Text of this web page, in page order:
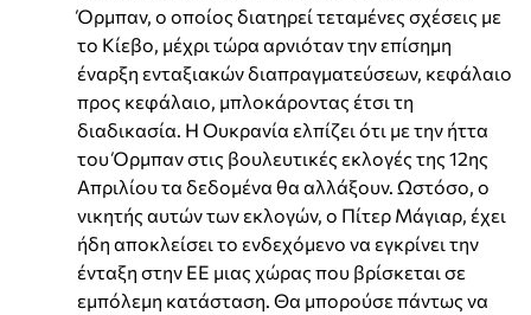
Όρμπαν, ο οποίος διατηρεί τεταμένες σχέσεις με
το Κίεβο, μέχρι τώρα αρνιόταν την επίσημη
έναρξη ενταξιακών διαπραγματεύσεων, κεφάλαιο
προς κεφάλαιο, μπλοκάροντας έτσι τη
διαδικασία. Η Ουκρανία ελπίζει ότι με την ήττα
του Όρμπαν στις βουλευτικές εκλογές της 12ης
Απριλίου τα δεδομένα θα αλλάξουν. Ωστόσο, ο
νικητής αυτών των εκλογών, ο Πίτερ Μάγιαρ, έχει
ήδη αποκλείσει το ενδεχόμενο να εγκρίνει την
ένταξη στην ΕΕ μιας χώρας που βρίσκεται σε
εμπόλεμη κατάσταση. Θα μπορούσε πάντως να